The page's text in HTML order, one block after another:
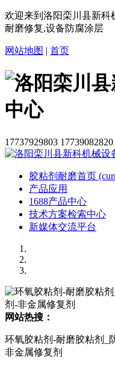
欢迎来到洛阳栾川县新科
耐磨修复,设备防腐涂层
网站地图 | 首页
17737929803 17739082820
胶粘剂耐磨首页
产品应用
1688产品中心
技术方案检索中心
新媒体交流平台
网站热搜：
环氧胶粘剂-耐磨胶粘剂_
非金属修复剂